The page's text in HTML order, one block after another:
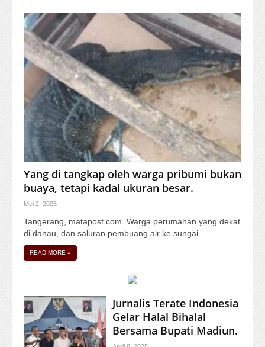
Yang di tangkap oleh warga pribumi bukan
buaya, tetapi kadal ukuran besar.
Mei 2, 2025
Tangerang, matapost.com. Warga perumahan yang dekat
di danau, dan saluran pembuang air ke sungai
READ MORE »
Jurnalis Terate Indonesia
Gelar Halal Bihalal
Bersama Bupati Madiun.